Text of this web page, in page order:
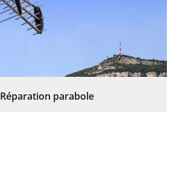
Réparation parabole